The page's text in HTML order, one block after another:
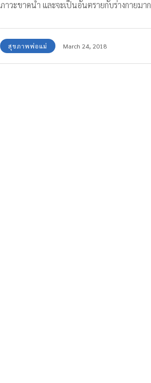
ภาวะขาดน้ำ และจะเป็นอันตรายกับร่างกายมาก
สุขภาพพ่อแม่ March 24, 2018